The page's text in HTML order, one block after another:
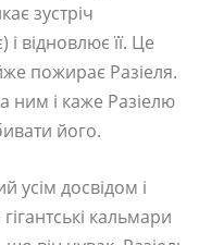
зустріч
відновлює її. Це
пожирає Разіеля.
ним і каже Разіелю
його.
усім досвідом і
кальмари